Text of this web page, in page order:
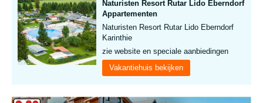
Naturisten Resort Rutar Lido Eberndorf
Appartementen
Naturisten Resort Rutar Lido Eberndorf
Karinthie
zie website en speciale aanbiedingen
Vakantiehuis bekijken